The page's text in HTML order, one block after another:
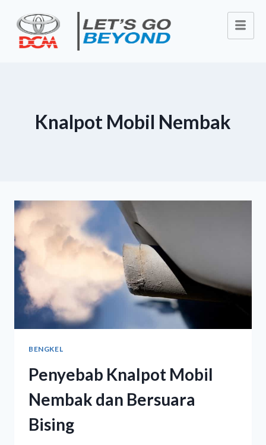
Knalpot Mobil Nembak
BENGKEL
Penyebab Knalpot Mobil
Nembak dan Bersuara
Bising